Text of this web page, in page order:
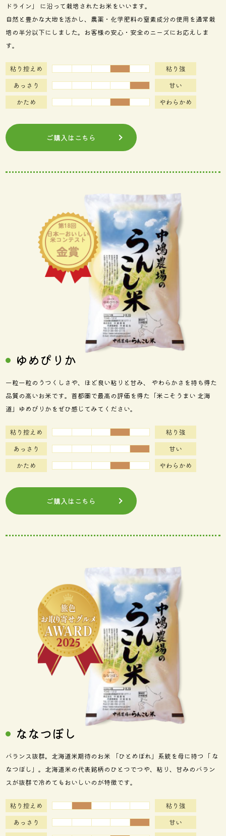
ドライン」 に沿って栽培されたお米をいいます。
自然と豊かな大地を活かし、農薬・化学肥料の窒素成分の使用を通常栽
培の半分以下にしました。お客様の安心・安全のニーズにお応えしま
す。
ご購入はこちら
ゆめぴりか
一粒一粒のうつくしさや、ほど良い粘りと甘み、 やわらかさを持ち得た
品質の高いお米です。首都圏で最高の評価を得た「米こそうまい 北海
道」ゆめぴりかをぜひ感じてみてください。
ご購入はこちら
ななつぼし
バランス抜群。北海道米期待のお米 「ひとめぼれ」系統を母に持つ「 な
なつぼし」。北海道米の代表銘柄のひとつでつや、粘り、甘みのバラン
スが抜群で冷めてもおいしいのが特徴です。